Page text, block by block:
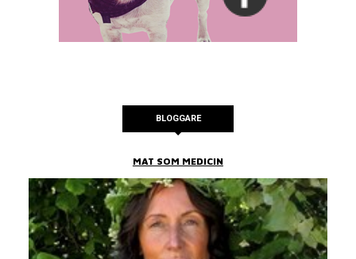
BLOGGARE
MAT SOM MEDICIN